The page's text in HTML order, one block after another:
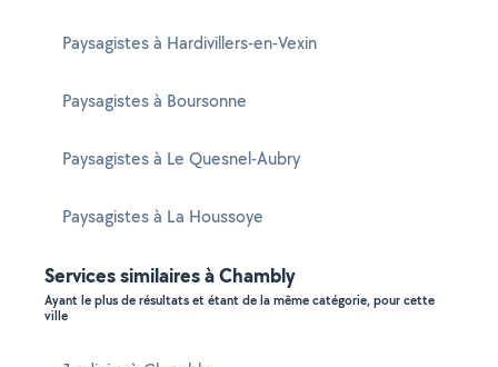
Paysagistes à Hardivillers-en-Vexin
Paysagistes à Boursonne
Paysagistes à Le Quesnel-Aubry
Paysagistes à La Houssoye
Services similaires à Chambly
Ayant le plus de résultats et étant de la même catégorie, pour cette
ville